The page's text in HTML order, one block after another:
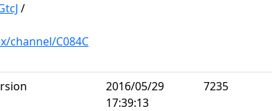
/
channel/C084C
2016/05/29
17:39:13
7235